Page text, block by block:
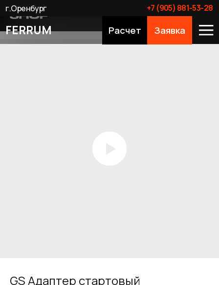
FERRUM Расчет Заявка
+7 (905) 881-53-28
г.Оренбург
GS Адаптер стартовый